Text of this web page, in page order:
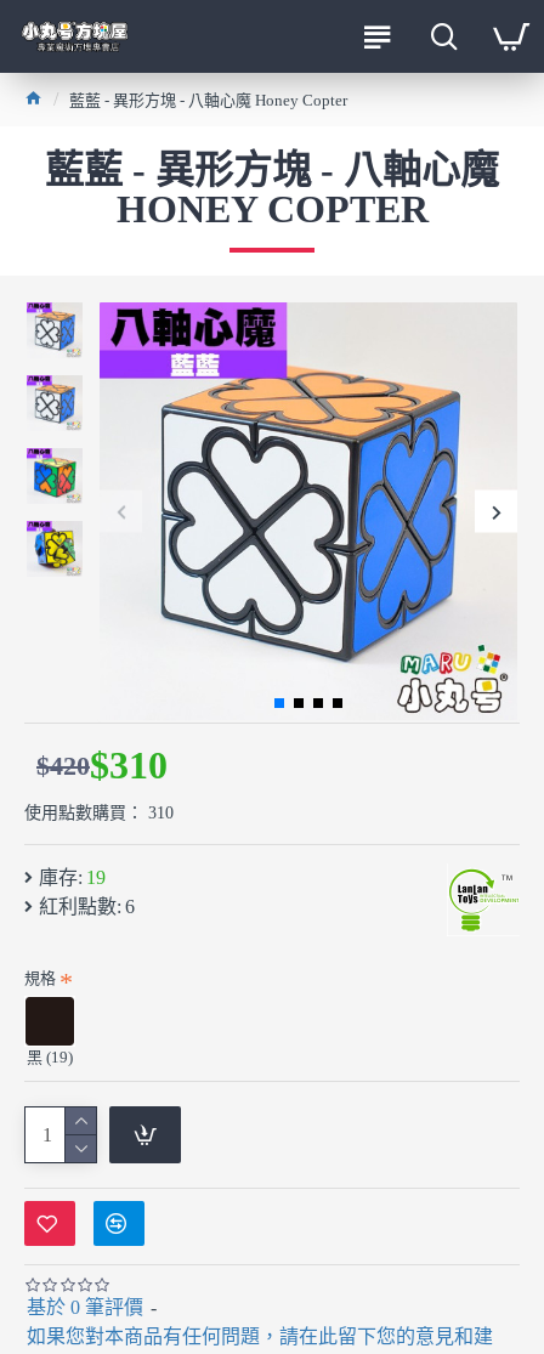
藍藍 - 異形方塊 - 八軸心魔 Honey Copter
藍藍 - 異形方塊 - 八軸心魔
HONEY COPTER
庫存: 19
紅利點數: 6
基於 0 筆評價 -
如果您對本商品有任何問題，請在此留下您的意見和建
$310
$420
使用點數購買： 310
規格
黑 (19)